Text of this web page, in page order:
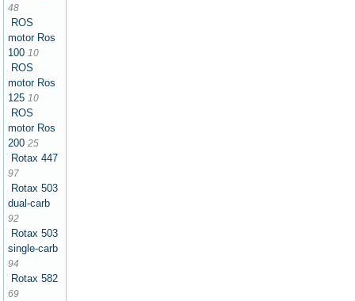
48
ROS
motor Ros
100 10
ROS
motor Ros
125 10
ROS
motor Ros
200 25
Rotax 447
97
Rotax 503
dual-carb
92
Rotax 503
single-carb
94
Rotax 582
69